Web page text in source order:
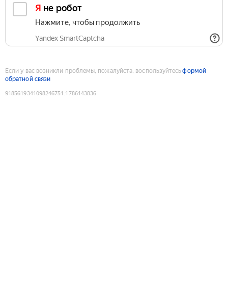
Я не робот
Нажмите, чтобы продолжить
Yandex SmartCaptcha
Если у вас возникли проблемы, пожалуйста, воспользуйтесьформой
обратной связи
9185619341098246751 :1786143836